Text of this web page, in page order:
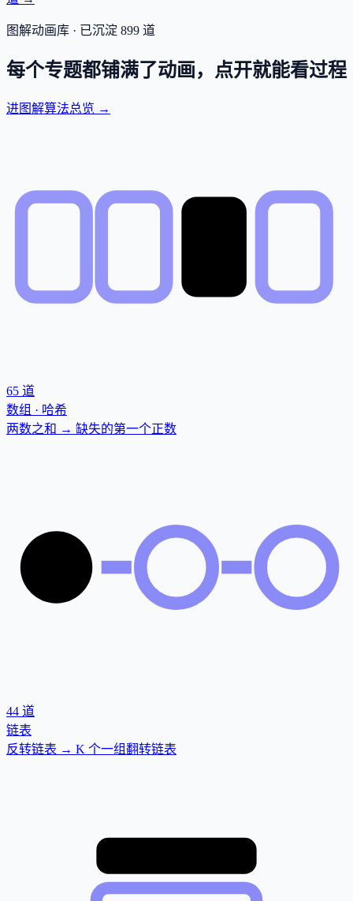
图解动画库 · 已沉淀 899 道
每个专题都铺满了动画，点开就能看过程
进图解算法总览 →
65 道
数组 · 哈希
两数之和 → 缺失的第一个正数
44 道
链表
反转链表 → K 个一组翻转链表